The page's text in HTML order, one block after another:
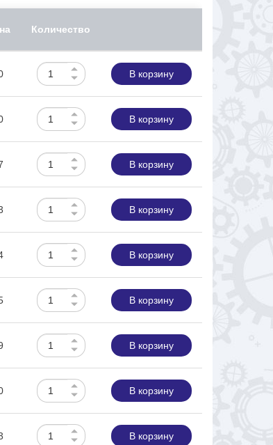
Количество
В корзину
В корзину
В корзину
В корзину
В корзину
В корзину
В корзину
В корзину
В корзину